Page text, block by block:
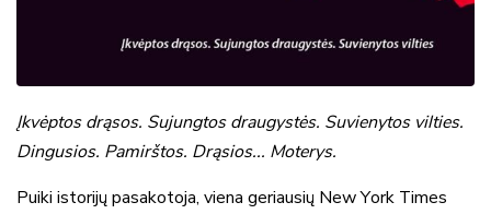
Įkvėptos drąsos. Sujungtos draugystės. Suvienytos vilties.
Dingusios. Pamirštos. Drąsios... Moterys.
Puiki istorijų pasakotoja, viena geriausių New York Times